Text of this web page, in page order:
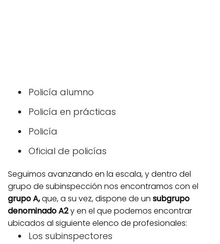
Policía alumno
Policía en prácticas
Policía
Oficial de policías
Seguimos avanzando en la escala, y dentro del
grupo de subinspección nos encontramos con el
grupo A,que, a su vez, dispone de un subgrupo
denominado A2y en el que podemos encontrar
ubicados al siguiente elenco de profesionales:
Los subinspectores